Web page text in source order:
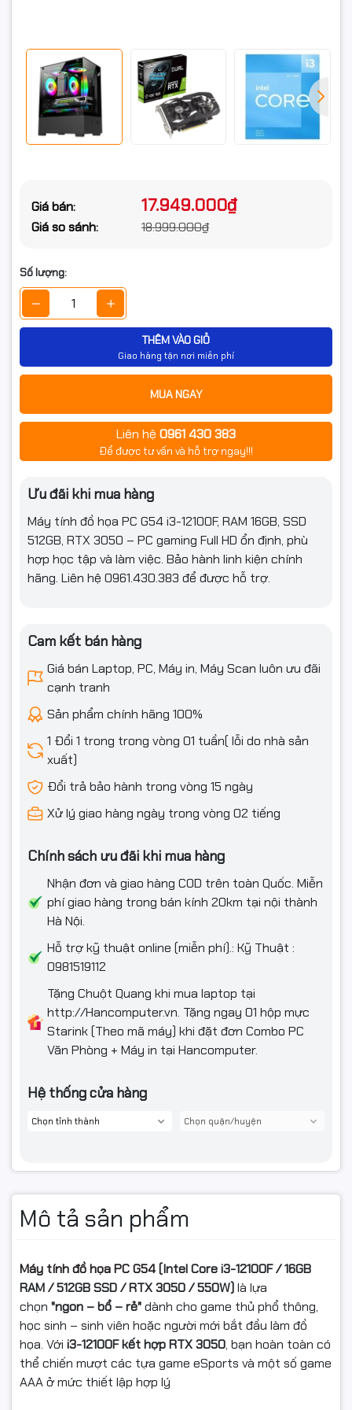
Giá bán: 17.949.000₫
Giá so sánh: 18.999.000₫
Số lượng:
THÊM VÀO GIỎ
Giao hàng tận nơi miễn phí
MUA NGAY
Liên hệ 0961 430 383
Để được tư vấn và hỗ trợ ngay!!!
Ưu đãi khi mua hàng
Máy tính đồ họa PC G54 i3-12100F, RAM 16GB, SSD
512GB, RTX 3050 – PC gaming Full HD ổn định, phù
hợp học tập và làm việc. Bảo hành linh kiện chính
hãng. Liên hệ 0961.430.383 để được hỗ trợ.
Cam kết bán hàng
Giá bán Laptop, PC, Máy in, Máy Scan luôn ưu đãi
cạnh tranh
Sản phẩm chính hãng 100%
1 Đổi 1 trong trong vòng 01 tuần( lỗi do nhà sản
xuất)
Đổi trả bảo hành trong vòng 15 ngày
Xử lý giao hàng ngày trong vòng 02 tiếng
Chính sách ưu đãi khi mua hàng
Nhận đơn và giao hàng COD trên toàn Quốc. Miễn
phí giao hàng trong bán kính 20km tại nội thành
Hà Nội.
Hỗ trợ kỹ thuật online (miễn phí).: Kỹ Thuật :
0981519112
Tặng Chuột Quang khi mua laptop tại
http://Hancomputer.vn. Tặng ngay 01 hộp mực
Starink (Theo mã máy) khi đặt đơn Combo PC
Văn Phòng + Máy in tại Hancomputer.
Hệ thống cửa hàng
Mô tả sản phẩm
Máy tính đồ họa PC G54(Intel Core i3-12100F / 16GB
RAM / 512GB SSD / RTX 3050 / 550W)là lựa
chọn "ngon – bổ – rẻ"dành cho game thủ phổ thông,
học sinh – sinh viên hoặc người mới bắt đầu làm đồ
họa. Với i3-12100F kết hợp RTX 3050, bạn hoàn toàn có
thể chiến mượt các tựa game eSports và một số game
AAA ở mức thiết lập hợp lý
Chi tiết ổ cứng/ SSD
5000MB/s/ 1700MB/s)( Bảo
hành 36 tháng)
Chi tiết Vga
Asus Dual GeForce RTX 3050
6GB (GDDR6/ 96 bit) ( Bảo hành
36 tháng)
Bộ nguồn
Nguồn máy tính KENOO ESPORT
Vỏ Case
Chọn thêm
Kích thước L290x W200 x H390 mm
Theo linh kiện